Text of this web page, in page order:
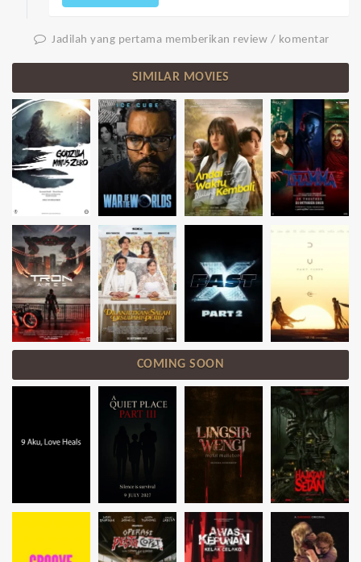
Jadilah yang pertama memberikan review / komentar
SIMILAR MOVIES
COMING SOON